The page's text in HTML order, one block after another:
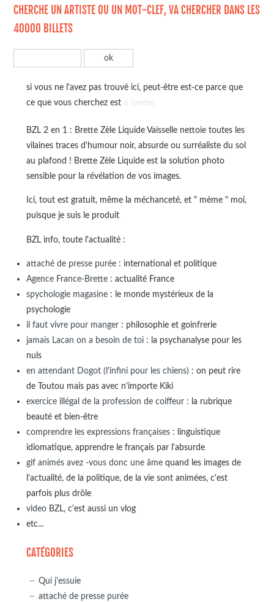
CHERCHE UN ARTISTE OU UN MOT-CLEF, VA CHERCHER DANS LES
40000 BILLETS
si vous ne l'avez pas trouvé ici, peut-être est-ce parce que
ce que vous cherchez est à l'ombre
BZL 2 en 1 : Brette Zèle Liquide Vaisselle nettoie toutes les
vilaines traces d'humour noir, absurde ou surréaliste du sol
au plafond ! Brette Zèle Liquide est la solution photo
sensible pour la révélation de vos images.
Ici, tout est gratuit, même la méchanceté, et " mème " moi,
puisque je suis le produit
BZL info, toute l'actualité :
attaché de presse purée: international et politique
Agence France-Brette: actualité France
spychologie magasine: le monde mystérieux de la
psychologie
il faut vivre pour manger: philosophie et goinfrerie
jamais Lacan on a besoin de toi: la psychanalyse pour les
nuls
en attendant Dogot (l'infini pour les chiens): on peut rire
de Toutou mais pas avec n'importe Kiki
exercice illégal de la profession de coiffeur: la rubrique
beauté et bien-être
comprendre les expressions françaises: linguistique
idiomatique, apprendre le français par l'absurde
gif animés avez -vous donc une âmequand les images de
l'actualité, de la politique, de la vie sont animées, c'est
parfois plus drôle
videoBZL, c'est aussi un vlog
etc...
CATÉGORIES
Qui j'essuie
attaché de presse purée